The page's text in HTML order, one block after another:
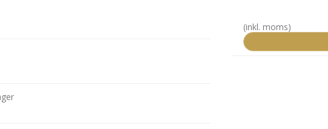
(inkl. moms)